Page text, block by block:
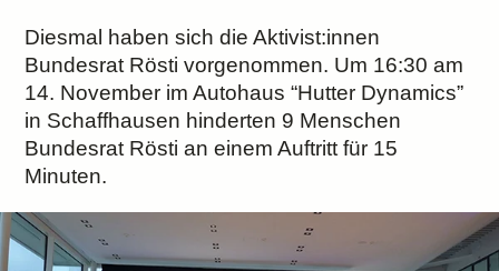
Diesmal haben sich die Aktivist:innen
Bundesrat Rösti vorgenommen. Um 16:30 am
14. November im Autohaus “Hutter Dynamics”
in Schaffhausen hinderten 9 Menschen
Bundesrat Rösti an einem Auftritt für 15
Minuten.